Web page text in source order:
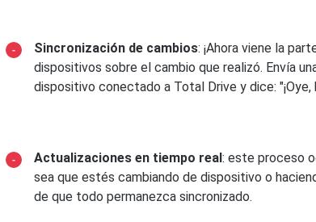
Sincronización de cambios: ¡Ahora viene la
dispositivos sobre el cambio que realizó. Envía
dispositivo conectado a Total Drive y dice: "¡Oye,
Actualizaciones en tiempo real: este proceso
sea que estés cambiando de dispositivo o
de que todo permanezca sincronizado.